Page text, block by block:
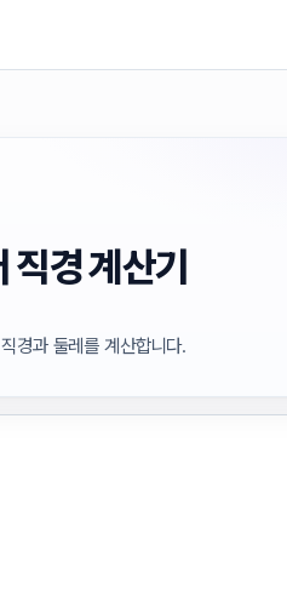
직경 계산기
경과 둘레를 계산합니다.